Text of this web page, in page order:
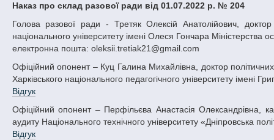
Наказ про склад разової ради від 01.07.2022 р. № 204
Голова разової ради - Третяк Олексій Анатолійович, доктор політичних наук, професор, завідувач кафедри політології Дніпровського
національного університету імені Олеся Гончара Міністерства
електронна пошта: oleksii.tretiak21@gmail.com
Офіційний опонент – Куц Галина Михайлівна, доктор політичних наук, професор, професорка кафедри політології, соціології та культурології
Харківського національного педагогічного університету імені
Відгук
Офіційний опонент – Перфільєва Анастасія Олександрівна, кандидат політичних наук, доцент, доцентка кафедри міжнародних відносин і
аудиту Національного технічного університету «Дніпровська
Відгук